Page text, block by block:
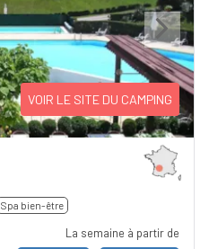
Next
VOIR LE SITE DU CAMPING
Spa bien-être
La semaine à partir de